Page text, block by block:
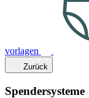
vorlagen
Zurück
Spendersysteme